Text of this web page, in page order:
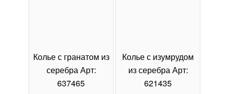
Колье с гранатом из
серебра Арт:
637465
Колье с изумрудом
из серебра Арт:
621435